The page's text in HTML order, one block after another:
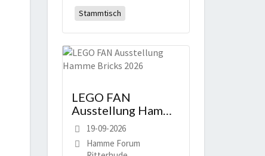
Stammtisch
LEGO FAN
Ausstellung Hamme
Bricks 2026
19-09-2026
Hamme Forum